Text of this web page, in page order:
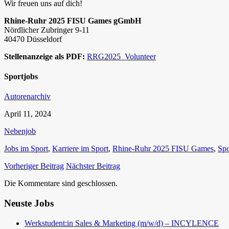
Wir freuen uns auf dich!
Rhine-Ruhr 2025 FISU Games gGmbH
Nördlicher Zubringer 9-11
40470 Düsseldorf
Stellenanzeige als PDF: RRG2025_Volunteer
Sportjobs
Autorenarchiv
April 11, 2024
Nebenjob
Jobs im Sport, Karriere im Sport, Rhine-Ruhr 2025 FISU Games,
Vorheriger Beitrag Nächster Beitrag
Die Kommentare sind geschlossen.
Neuste Jobs
Werkstudent:in Sales & Marketing (m/w/d) – INCYLENCE